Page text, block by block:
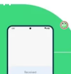
Google официально
похожую на AirDrop,
фотографии
первоначально